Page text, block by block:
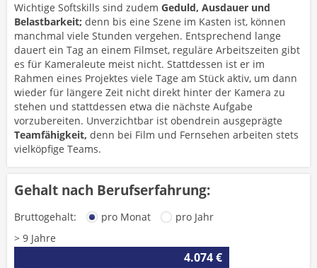
Wichtige Softskills sind zudem Geduld, Ausdauer und
Belastbarkeit; denn bis eine Szene im Kasten ist, können
manchmal viele Stunden vergehen. Entsprechend lange
dauert ein Tag an einem Filmset, reguläre Arbeitszeiten gibt
es für Kameraleute meist nicht. Stattdessen ist er im
Rahmen eines Projektes viele Tage am Stück aktiv, um dann
wieder für längere Zeit nicht direkt hinter der Kamera zu
stehen und stattdessen etwa die nächste Aufgabe
vorzubereiten. Unverzichtbar ist obendrein ausgeprägte
Teamfähigkeit, denn bei Film und Fernsehen arbeiten stets
vielköpfige Teams.
Gehalt nach Berufserfahrung:
Bruttogehalt: pro Monat
pro Jahr
> 9 Jahre
4.074 €